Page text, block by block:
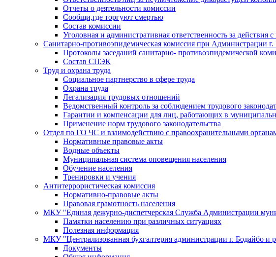
Отчеты о деятельности комиссии
Сообщи,где торгуют смертью
Состав комиссии
Уголовная и административная ответственность за действия
Санитарно-противоэпидемическая комиссия при Администрации
Протоколы заседаний санитарно- противоэпидемической
Состав СПЭК
Труд и охрана труда
Социальное партнерство в сфере труда
Охрана труда
Легализация трудовых отношений
Ведомственный контроль за соблюдением трудового
Гарантии и компенсации для лиц, работающих в
Применение норм трудового законодательства
Отдел по ГО ЧС и взаимодействию с правоохранительными
Нормативные правовые акты
Водные объекты
Муниципальная система оповещения населения
Обучение населения
Тренировки и учения
Антитеррористическая комиссия
Нормативно-правовые акты
Правовая грамотность населения
МКУ "Единая дежурно-диспетчерская Служба Администрации
Памятки населению при различных ситуациях
Полезная информация
МКУ "Централизованная бухгалтерия администрации г. Бодайбо и
Документы